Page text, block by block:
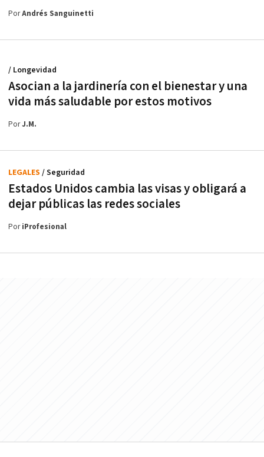
PorAndrés Sanguinetti
Asocian a la jardinería con el bienestar y una
vida más saludable por estos motivos
/ Longevidad
PorJ.M.
Estados Unidos cambia las visas y obligará a
dejar públicas las redes sociales
LEGALES / Seguridad
PoriProfesional